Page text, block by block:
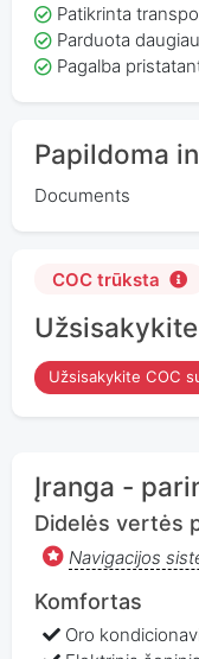
Patikrinta
Parduota
Pagalba
Papildoma
Documents
COC trūksta
Užsisakykite COC
Įranga -
Didelės vertės
Navigacijos
Komfortas
Oro